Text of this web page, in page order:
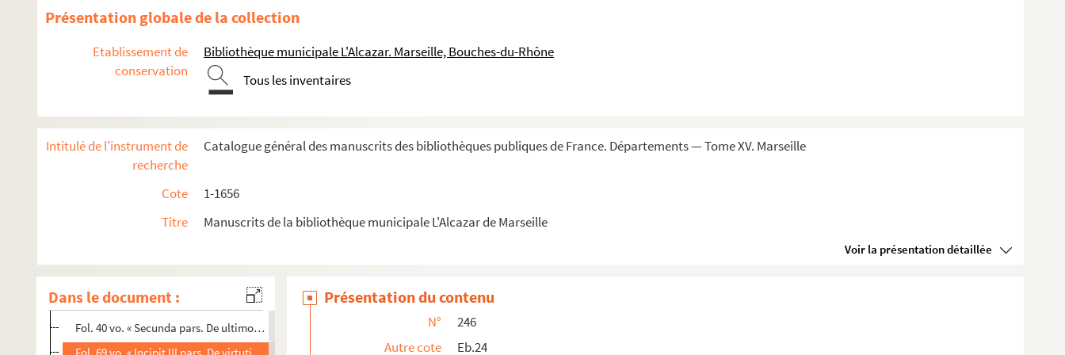
Présentation globale de la collection
Etablissement de
conservation
Bibliothèque municipale L'Alcazar. Marseille, Bouches-du-Rhône
Tous les inventaires
Intitulé de l'instrument de
recherche
Catalogue général des manuscrits des bibliothèques publiques de France. Départements — Tome XV. Marseille
Cote
1-1656
Titre
Manuscrits de la bibliothèque municipale L'Alcazar de Marseille
Voir la présentation détaillée
Dans le document :
236. « Remarques sur les ouvrages de S. Bernard. Troisième partie, contenant : 1
237. Opuscules de S. Bonaventure
238. S. Bonaventura in tertium librum Sententiarum
240. Liber eruditionis religiosorum
241. Johannis de Gersono opuscula
243. Honoré d'Autun. « Incipit liber qui Elucidarius nuncupatur. » — Entretiens sur la religion, en forme...
244. « De summa Trinitate et fide catholica, et de articulis fidei »
246. Theologia viatorum. — C'est un abrégé de la Somme de S. Thomas, où l'on ne donne que les conclusions...
Fol. 2. « Prima pars beati Thome de theologia viatorum. Prima questio. Prima conclusio. Theologia est necess...
Fol. 40 vo. « Secunda pars. De ultimo fine hominis »
Présentation du contenu
N°
246
Autre cote
Eb.24